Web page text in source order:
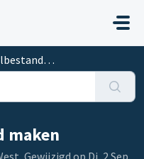
maken
maken
Gewijzigd op Di, 2 Sep,